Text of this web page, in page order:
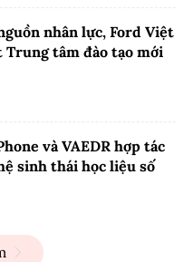
nhân lực, Ford Việt
Trung tâm đào tạo mới
và VAEDR hợp tác
sinh thái học liệu số